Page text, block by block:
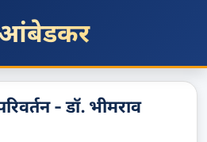
- डॉ. भीमराव